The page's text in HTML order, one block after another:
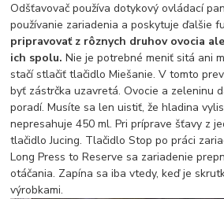
Odšťavovač používa dotykový ovládací
používanie zariadenia a poskytuje ďalšie
pripravovať z rôznych druhov ovocia
ich spolu.Nie je potrebné meniť sitá ani
stačí stlačiť tlačidlo Miešanie. V tomto
byť zástrčka uzavretá. Ovocie a zeleninu
poradí. Musíte sa len uistiť, že hladina
nepresahuje 450 ml. Pri príprave šťavy z
tlačidlo Jucing. Tlačidlo Stop po práci
Long Press to Reserve sa zariadenie
otáčania. Zapína sa iba vtedy, keď je
výrobkami.